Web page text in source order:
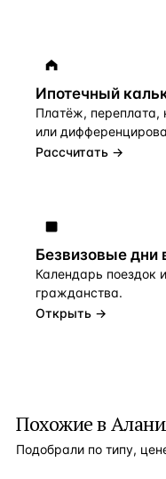
Ипотечный
Платёж, переплата,
или
Рассчитать →
Безвизовые дни
Календарь поездок
гражданства.
Открыть →
Похожие в
Подобрали по типу,